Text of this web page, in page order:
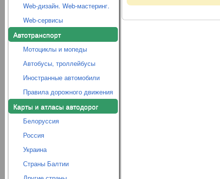
Web-дизайн. Web-мастеринг.
Web-сервисы
Автотранспорт
Мотоциклы и мопеды
Автобусы, троллейбусы
Иностранные автомобили
Правила дорожного движения
Карты и атласы автодорог
Белоруссия
Россия
Украина
Страны Балтии